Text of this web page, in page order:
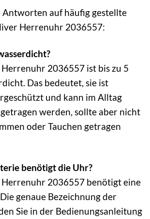
Antworten auf häufig gestellte
Herrenuhr 2036557:
2036557 ist bis zu 5
Das bedeutet, sie ist
und kann im Alltag
werden, sollte aber nicht
oder Tauchen getragen
benötigt die Uhr?
Herrenuhr 2036557 benötigt eine
genaue Bezeichnung der
Sie in der Bedienungsanleitung